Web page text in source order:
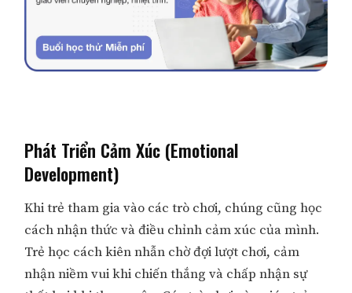
Phát Triển Cảm Xúc (Emotional
Development)
Khi trẻ tham gia vào các trò chơi, chúng cũng học
cách nhận thức và điều chỉnh cảm xúc của mình.
Trẻ học cách kiên nhẫn chờ đợi lượt chơi, cảm
nhận niềm vui khi chiến thắng và chấp nhận sự